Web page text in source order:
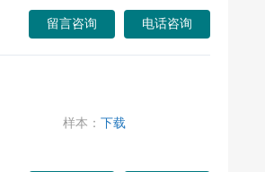
留言咨询 电话咨询
样本： 下载